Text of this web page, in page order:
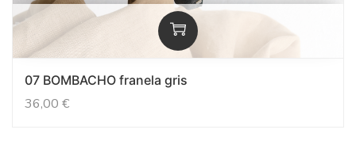
07 BOMBACHO franela gris
36,00 €